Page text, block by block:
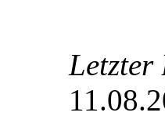
Letzter